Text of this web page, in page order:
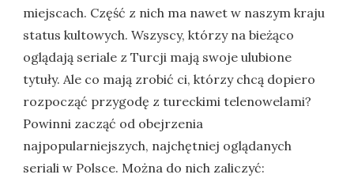
miejscach. Część z nich ma nawet w naszym kraju
status kultowych. Wszyscy, którzy na bieżąco
oglądają seriale z Turcji mają swoje ulubione
tytuły. Ale co mają zrobić ci, którzy chcą dopiero
rozpocząć przygodę z tureckimi telenowelami?
Powinni zacząć od obejrzenia
najpopularniejszych, najchętniej oglądanych
seriali w Polsce. Można do nich zaliczyć: